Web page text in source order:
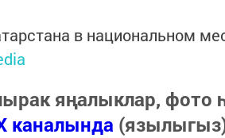
в национальном
яңалыклар, фото
каналында